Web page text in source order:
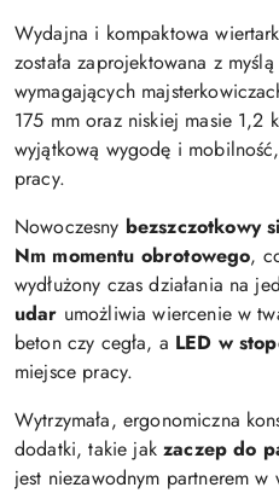
Wydajna i kompaktowa
została zaprojektowana z
wymagających
175 mm oraz niskiej masie 1,2
wyjątkową wygodę i
pracy.
Nowoczesny bezszczotkowy
Nm momentu obrotowego,
wydłużony czas działania na
udar umożliwia wiercenie w
beton czy cegła, a LED w
miejsce pracy.
Wytrzymała, ergonomiczna
dodatki, takie jakzaczep do
jest niezawodnym partnerem